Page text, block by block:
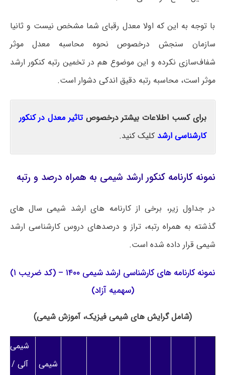
با توجه به این که اولا معدل رقبای شما مشخص نیست و ثانیا
سازمان سنجش درخصوص نحوه محاسبه معدل موثر
شفاف‌سازی نکرده و این موضوع هم در تخمین رتبه کنکور ارشد
موثر است، محاسبه رتبه دقیق اندکی دشوار است.
برای کسب اطلاعات بیشتر درخصوصتاثیر معدل در کنکور
کارشناسی ارشد کلیک کنید.
نمونه کارنامه کنکور ارشد شیمی به همراه درصد و رتبه
در جداول زیر، برخی از کارنامه های ارشد شیمی سال های
گذشته به همراه رتبه، تراز و درصدهای دروس کارشناسی ارشد
شیمی قرار داده شده است.
نمونه کارنامه های کارشناسی ارشد شیمی ۱۴۰۰ – (کد ضریب ۱)
(سهمیه آزاد)
(شامل گرایش های شیمی فیزیک، آموزش شیمی)
شیمی
شیمی
آلی /